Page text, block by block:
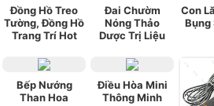
Đồng Hồ Treo
Tường, Đồng Hồ
Trang Trí Hot
Đai Chườm
Nóng Thảo
Dược Trị Liệu
Con
Bụng
Bếp Nướng
Than Hoa
Điều Hòa Mini
Thông Minh